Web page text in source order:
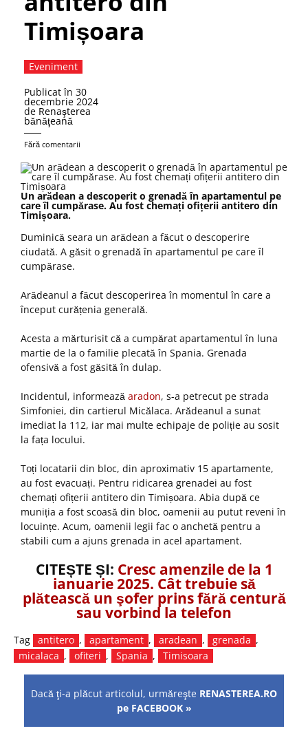
Timișoara
Eveniment
Publicat în 30
decembrie 2024
de Renaşterea
bănăţeană
Fără comentarii
Un arădean a descoperit o grenadă în apartamentul pe
care îl cumpărase. Au fost chemați ofițerii antitero din
Timișoara.
Duminică seara un arădean a făcut o descoperire
ciudată. A găsit o grenadă în apartamentul pe care îl
cumpărase.
Arădeanul a făcut descoperirea în momentul în care a
început curățenia generală.
Acesta a mărturisit că a cumpărat apartamentul în luna
martie de la o familie plecată în Spania. Grenada
ofensivă a fost găsită în dulap.
Incidentul, informează aradon, s-a petrecut pe strada
Simfoniei, din cartierul Micălaca. Arădeanul a sunat
imediat la 112, iar mai multe echipaje de poliție au sosit
la fața locului.
Toți locatarii din bloc, din aproximativ 15 apartamente,
au fost evacuați. Pentru ridicarea grenadei au fost
chemați ofițerii antitero din Timișoara. Abia după ce
muniția a fost scoasă din bloc, oamenii au putut reveni în
locuințe. Acum, oamenii legii fac o anchetă pentru a
stabili cum a ajuns grenada in acel apartament.
CITEȘTE ȘI: Cresc amenzile de la 1
ianuarie 2025. Cât trebuie să
plătească un şofer prins fără centură
sau vorbind la telefon
Tag antitero , apartament , aradean , grenada ,
micalaca , ofiteri , Spania , Timisoara
Dacă ţi-a plăcut articolul, urmăreşte RENASTEREA.RO
pe FACEBOOK »